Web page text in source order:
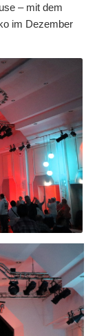
– mit dem
im Dezember